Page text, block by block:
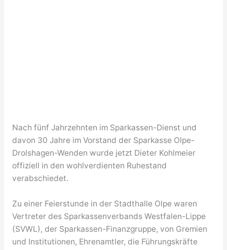
Nach fünf Jahrzehnten im Sparkassen-Dienst und
davon 30 Jahre im Vorstand der Sparkasse Olpe-
Drolshagen-Wenden wurde jetzt Dieter Kohlmeier
offiziell in den wohlverdienten Ruhestand
verabschiedet.
Zu einer Feierstunde in der Stadthalle Olpe waren
Vertreter des Sparkassenverbands Westfalen-Lippe
(SVWL), der Sparkassen-Finanzgruppe, von Gremien
und Institutionen, Ehrenamtler, die Führungskräfte